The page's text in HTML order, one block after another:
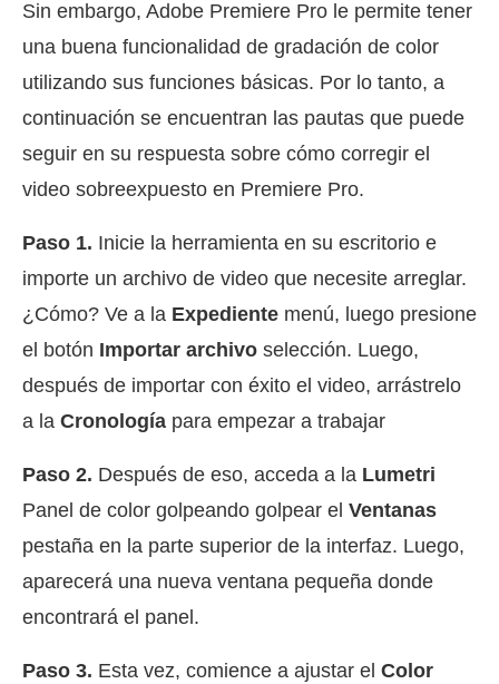
Sin embargo, Adobe Premiere Pro le permite tener
una buena funcionalidad de gradación de color
utilizando sus funciones básicas. Por lo tanto, a
continuación se encuentran las pautas que puede
seguir en su respuesta sobre cómo corregir el
video sobreexpuesto en Premiere Pro.
Paso 1. Inicie la herramienta en su escritorio e
importe un archivo de video que necesite arreglar.
¿Cómo? Ve a la Expediente menú, luego presione
el botón Importar archivo selección. Luego,
después de importar con éxito el video, arrástrelo
a la Cronología para empezar a trabajar
Paso 2. Después de eso, acceda a la Lumetri
Panel de color golpeando golpear el Ventanas
pestaña en la parte superior de la interfaz. Luego,
aparecerá una nueva ventana pequeña donde
encontrará el panel.
Paso 3. Esta vez, comience a ajustar el Color